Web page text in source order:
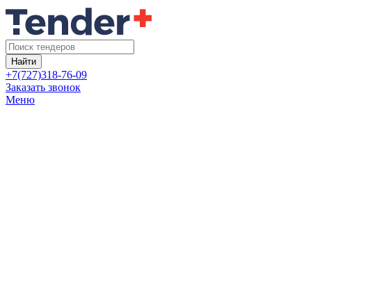
Найти
+7(727)318-76-09
Заказать звонок
Меню